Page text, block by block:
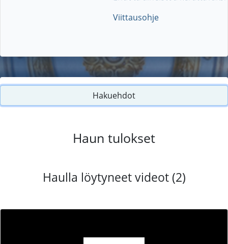
Viittausohje
Hakuehdot
Haun tulokset
Haulla löytyneet videot (2)